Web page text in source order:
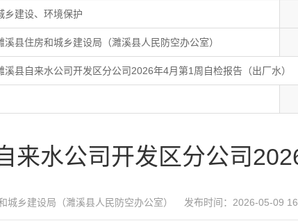
乡建设、环境保护
溪县住房和城乡建设局（濉溪县人民防空办公室）
溪县自来水公司开发区分公司2026年4月第1周自检报告（出厂水）
来水公司开发区分公司
城乡建设局（濉溪县人民防空办公室） 发布时间：2026-05-09